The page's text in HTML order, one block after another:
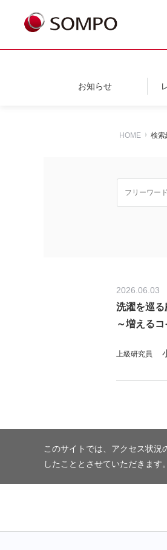
お知らせ
HOME 検索
2026.06.03
洗濯を巡
～増える
上級研究員
このサイトでは、アクセス状
したこととさせていただきま